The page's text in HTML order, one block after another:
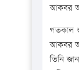
আকবর
গতকাল
আকবর
তিনি